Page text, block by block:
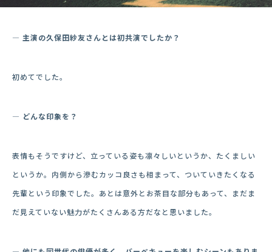
― 主演の久保田紗友さんとは初共演でしたか？
初めてでした。
― どんな印象を？
表情もそうですけど、立っている姿も凛々しいというか、たくましい
というか。内側から滲むカッコ良さも相まって、ついていきたくなる
先輩という印象でした。あとは意外とお茶目な部分もあって、まだま
だ見えていない魅力がたくさんある方だなと思いました。